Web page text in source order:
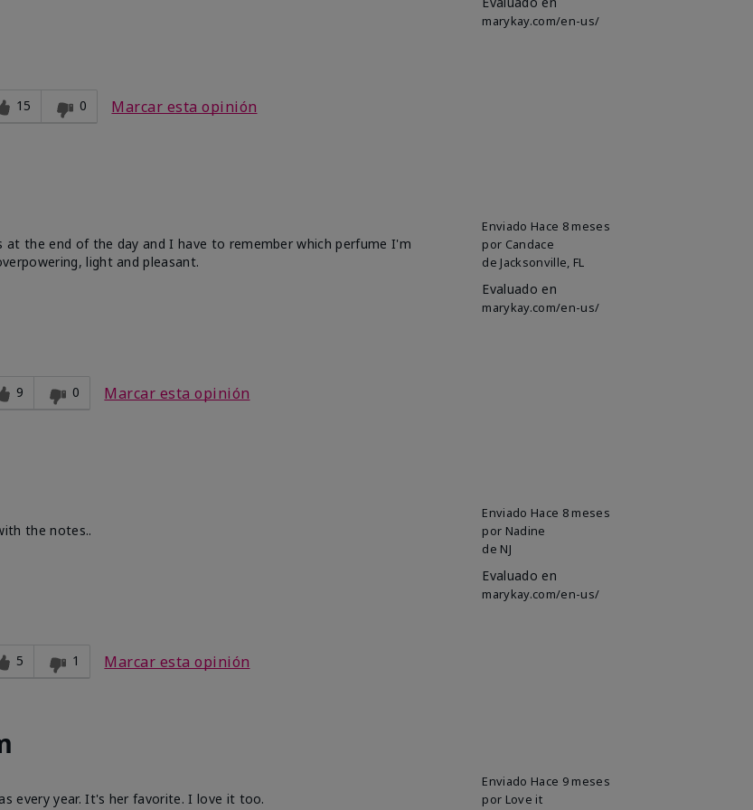
marykay.com/en-us/
15 0 Marcar esta opinión
Enviado Hace 8 meses
por Candace
de Jacksonville, FL
Evaluado en
marykay.com/en-us/
the end of the day and I have to remember which perfume I'm
light and pleasant.
9 0 Marcar esta opinión
Enviado Hace 8 meses
por Nadine
de NJ
Evaluado en
marykay.com/en-us/
the notes..
5 1 Marcar esta opinión
Enviado Hace 9 meses
por Love it
every year. It's her favorite. I love it too.